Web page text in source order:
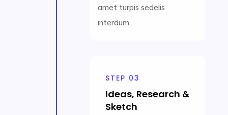
amet turpis sedelis
interdum.
STEP 03
Ideas, Research &
Sketch